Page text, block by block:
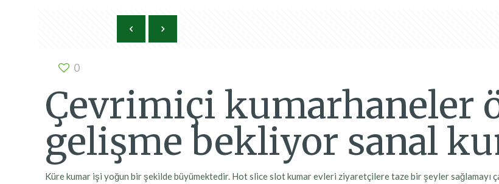
0
Çevrimiçi kumarhaneler
gelişme bekliyor sanal
Küre kumar işi yoğun bir şekilde büyümektedir. Hot slice slot kumar evleri ziyaretçilere taze bir şeyler sağlamayı